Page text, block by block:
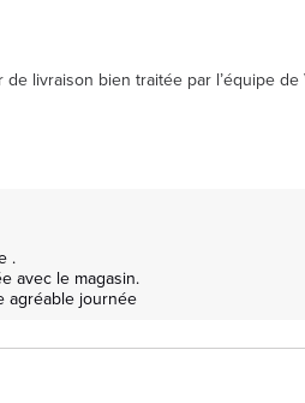
livraison bien traitée par l’équipe
.
avec le magasin.
agréable journée